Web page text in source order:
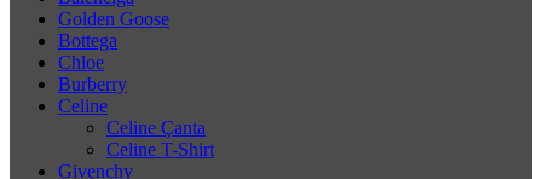
Golden Goose
Bottega
Chloe
Burberry
Celine
Celine Çanta
Celine T-Shirt
Givenchy